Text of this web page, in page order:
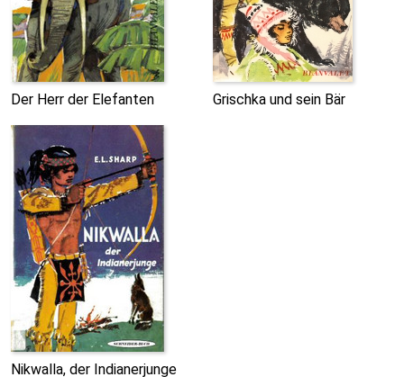
Der Herr der Elefanten Grischka und sein Bär
Nikwalla, der Indianerjunge